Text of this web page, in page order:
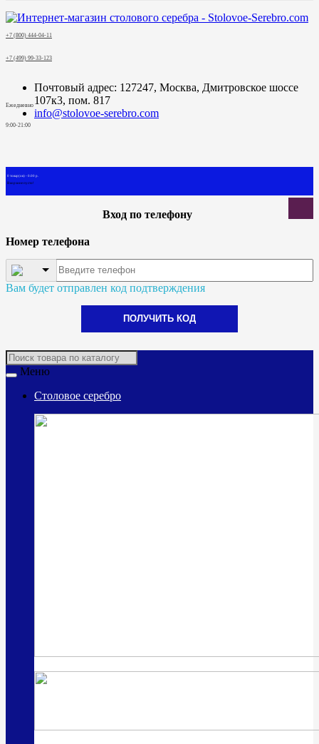
+7 (800) 444-04-11
+7 (499) 99-33-123
Почтовый адрес: 127247, Москва, Дмитровское шоссе
107к3, пом. 817
info@stolovoe-serebro.com
Ежедневно
9:00-21:00
0 товар(ов) - 0.00 р.
В корзине пусто!
Вход по телефону
Номер телефона
Вам будет отправлен код подтверждения
ПОЛУЧИТЬ КОД
Меню
Столовое серебро